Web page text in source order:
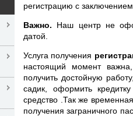
регистрацию с
Важно. Наш центр не
датой.
Услуга получения
настоящий момент
получить достойную
садик, оформить
средство .Так же
получения заграничного